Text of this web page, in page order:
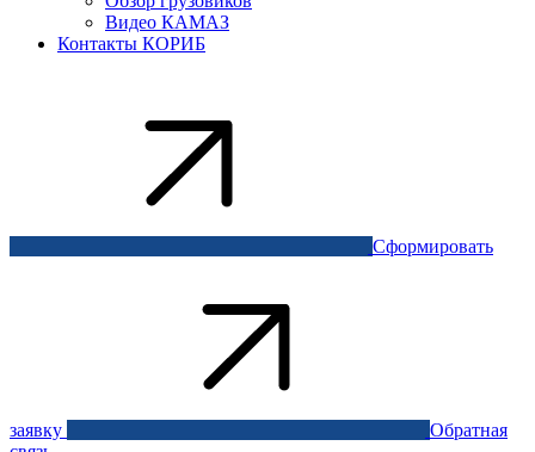
Видео КАМАЗ
Контакты КОРИБ
Сформировать
заявку
Обратная